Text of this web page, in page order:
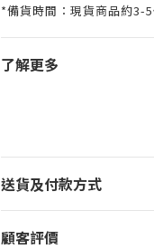
*備貨時間：現貨商品約3-
了解更多
送貨及付款方式
顧客評價